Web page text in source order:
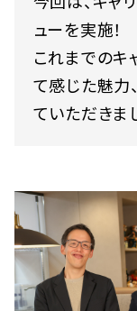
ューを実施！
これまでのキ
て感じた魅力
ていただきま